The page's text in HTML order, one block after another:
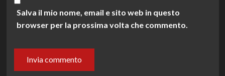
Salva il mio nome, email e sito web in questo
browser per la prossima volta che commento.